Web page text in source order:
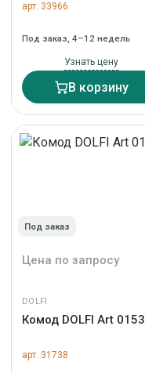
арт. 33966
Под заказ, 4–12 недель
Узнать цену
В корзину
Под заказ
Цена по запросу
DOLFI
Комод DOLFI Art 0153
арт. 31738